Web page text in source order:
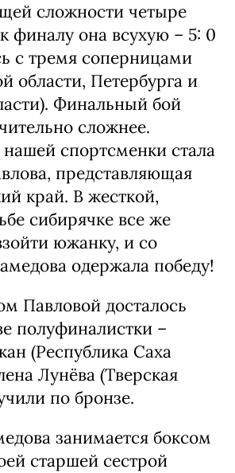
сложности четыре
финалу она всухую – 5: 0
с тремя соперницами
области, Петербурга и
Финальный бой
сложнее.
спортсменки стала
представляющая
край. В жесткой,
сибирячке все же
южанку, и со
одержала победу!
Павловой досталось
полуфиналистки –
(Республика Саха
Лунёва (Тверская
по бронзе.
занимается боксом
старшей сестрой